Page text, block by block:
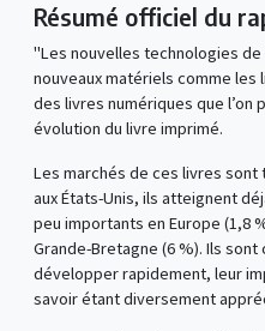
Résumé officiel du
"Les nouvelles technologies de
nouveaux matériels comme les
des livres numériques que l’on
évolution du livre imprimé.
Les marchés de ces livres
aux États-Unis, ils atteignent
peu importants en Europe (1,8
Grande-Bretagne (6 %). Ils
développer rapidement, leur
savoir étant diversement